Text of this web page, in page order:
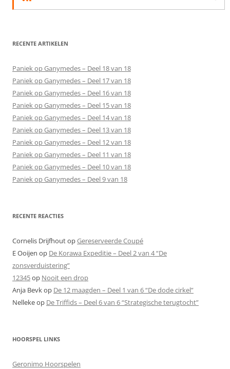
RECENTE ARTIKELEN
Paniek op Ganymedes – Deel 18 van 18
Paniek op Ganymedes – Deel 17 van 18
Paniek op Ganymedes – Deel 16 van 18
Paniek op Ganymedes – Deel 15 van 18
Paniek op Ganymedes – Deel 14 van 18
Paniek op Ganymedes – Deel 13 van 18
Paniek op Ganymedes – Deel 12 van 18
Paniek op Ganymedes – Deel 11 van 18
Paniek op Ganymedes – Deel 10 van 18
Paniek op Ganymedes – Deel 9 van 18
RECENTE REACTIES
Cornelis DrijfhoutopGereserveerde Coupé
E Ooijen op De Korawa Expeditie – Deel 2 van 4 “De
zonsverduistering”
12345op Nooit een drop
Anja Bevkop De 12 maagden – Deel 1 van 6 “De dode cirkel”
Nellekeop De Triffids – Deel 6 van 6 “Strategische terugtocht”
HOORSPEL LINKS
Geronimo Hoorspelen